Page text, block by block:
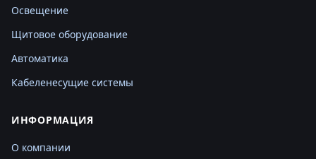
Освещение
Щитовое оборудование
Автоматика
Кабеленесущие системы
ИНФОРМАЦИЯ
О компании